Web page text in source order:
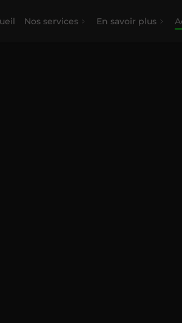
Nos services En savoir plus